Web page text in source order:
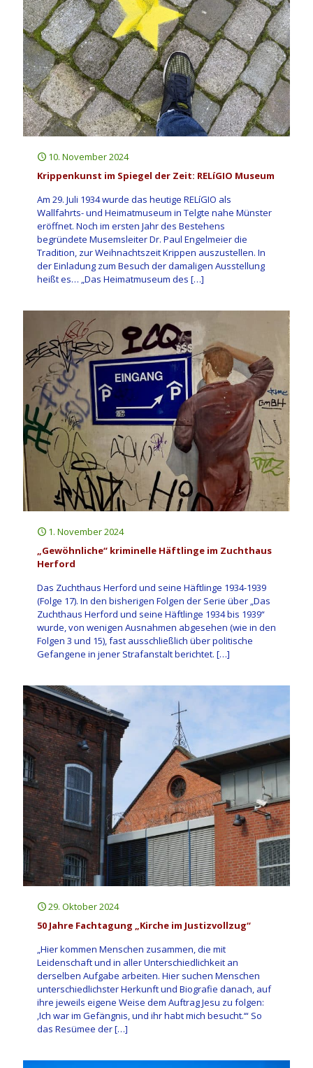
10. November 2024
Krippenkunst im Spiegel der Zeit: RELíGIO Museum
Am 29. Juli 1934 wurde das heutige RELíGIO als
Wallfahrts- und Heimatmuseum in Telgte nahe Münster
eröffnet. Noch im ersten Jahr des Bestehens
begründete Musemsleiter Dr. Paul Engelmeier die
Tradition, zur Weihnachtszeit Krippen auszustellen. In
der Einladung zum Besuch der damaligen Ausstellung
heißt es… „Das Heimatmuseum des […]
1. November 2024
„Gewöhnliche“ kriminelle Häftlinge im Zuchthaus
Herford
Das Zuchthaus Herford und seine Häftlinge 1934-1939
(Folge 17). In den bisherigen Folgen der Serie über „Das
Zuchthaus Herford und seine Häftlinge 1934 bis 1939“
wurde, von wenigen Ausnahmen abgesehen (wie in den
Folgen 3 und 15), fast ausschließlich über politische
Gefangene in jener Strafanstalt berichtet. […]
29. Oktober 2024
50 Jahre Fachtagung „Kirche im Justizvollzug“
„Hier kommen Menschen zusammen, die mit
Leidenschaft und in aller Unterschiedlichkeit an
derselben Aufgabe arbeiten. Hier suchen Menschen
unterschiedlichster Herkunft und Biografie danach, auf
ihre jeweils eigene Weise dem Auftrag Jesu zu folgen:
‚Ich war im Gefängnis, und ihr habt mich besucht.‘“ So
das Resümee der[…]